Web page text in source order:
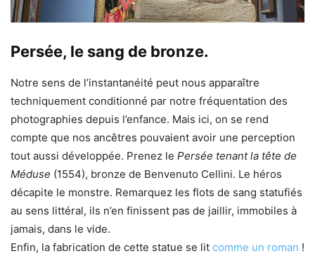
Persée, le sang de bronze.
Notre sens de l’instantanéité peut nous apparaître
techniquement conditionné par notre fréquentation des
photographies depuis l’enfance. Mais ici, on se rend
compte que nos ancêtres pouvaient avoir une perception
tout aussi développée. Prenez le Persée tenant la tête de
Méduse (1554), bronze de Benvenuto Cellini. Le héros
décapite le monstre. Remarquez les flots de sang statufiés
au sens littéral, ils n’en finissent pas de jaillir, immobiles à
jamais, dans le vide.
Enfin, la fabrication de cette statue se lit comme un roman !